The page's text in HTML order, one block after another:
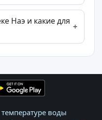
Наэ и какие для
воды